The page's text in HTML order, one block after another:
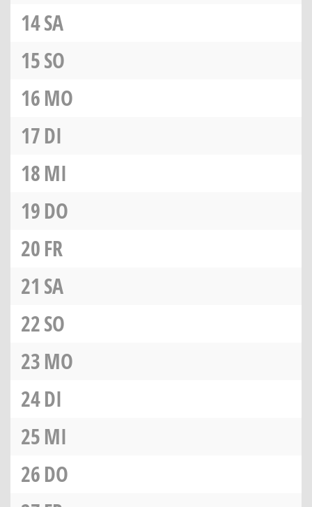
14SA
15SO
16MO
17DI
18MI
19DO
20FR
21 SA
22SO
23MO
24DI
25MI
26DO